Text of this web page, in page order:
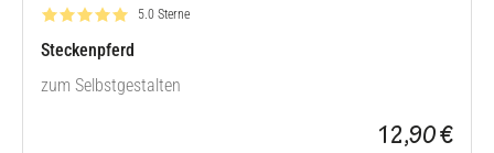
Bewertung: 5.0 von 5
5.0 Sterne
Steckenpferd
zum Selbstgestalten
12,90 €